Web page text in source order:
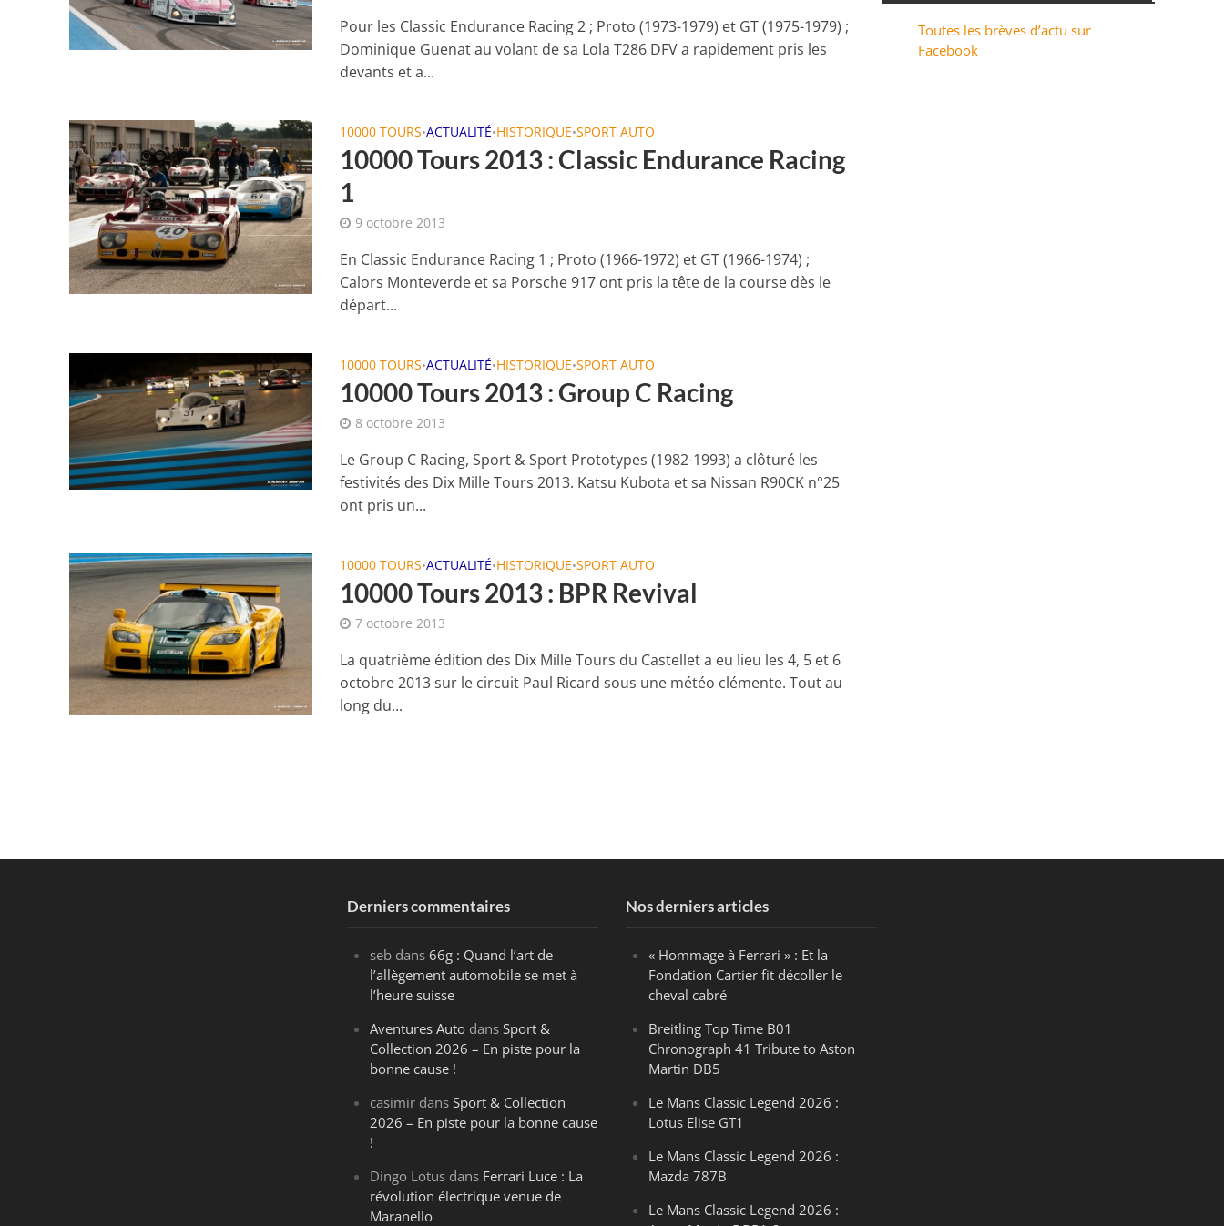
Pour les Classic Endurance Racing 2 ; Proto (1973-1979) et GT (1975-1979) ;
Dominique Guenat au volant de sa Lola T286 DFV a rapidement pris les
devants et a...
10000 TOURS•ACTUALITÉ•HISTORIQUE•SPORT AUTO
10000 Tours 2013 : Classic Endurance Racing
1
9 octobre 2013
En Classic Endurance Racing 1 ; Proto (1966-1972) et GT (1966-1974) ;
Calors Monteverde et sa Porsche 917 ont pris la tête de la course dès le
départ...
10000 TOURS•ACTUALITÉ•HISTORIQUE•SPORT AUTO
10000 Tours 2013 : Group C Racing
8 octobre 2013
Le Group C Racing, Sport & Sport Prototypes (1982-1993) a clôturé les
festivités des Dix Mille Tours 2013. Katsu Kubota et sa Nissan R90CK n°25
ont pris un...
10000 TOURS•ACTUALITÉ•HISTORIQUE•SPORT AUTO
10000 Tours 2013 : BPR Revival
7 octobre 2013
La quatrième édition des Dix Mille Tours du Castellet a eu lieu les 4, 5 et 6
octobre 2013 sur le circuit Paul Ricard sous une météo clémente. Tout au
long du...
Toutes les brèves d’actu sur
Facebook
Derniers commentaires
seb dans66g : Quand l’art de
l’allègement automobile se met à
l’heure suisse
Aventures Auto dansSport &
Collection 2026 – En piste pour la
bonne cause !
casimir dansSport & Collection
2026 – En piste pour la bonne cause
!
Dingo Lotus dans Ferrari Luce : La
révolution électrique venue de
Maranello
Nos derniers articles
« Hommage à Ferrari » : Et la
Fondation Cartier fit décoller le
cheval cabré
Breitling Top Time B01
Chronograph 41 Tribute to Aston
Martin DB5
Le Mans Classic Legend 2026 :
Lotus Elise GT1
Le Mans Classic Legend 2026 :
Mazda 787B
Le Mans Classic Legend 2026 :